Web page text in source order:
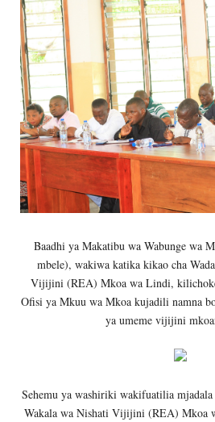
Baadhi ya Makatibu wa Wabunge wa
mbele), wakiwa katika kikao cha
Vijijini (REA) Mkoa wa Lindi,
Ofisi ya Mkuu wa Mkoa kujadili namna
ya umeme vijijini
Sehemu ya washiriki wakifuatilia
Wakala wa Nishati Vijijini (REA) Mkoa